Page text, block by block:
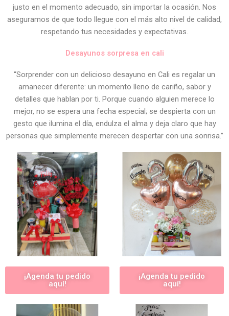
justo en el momento adecuado, sin importar la ocasión. Nos
aseguramos de que todo llegue con el más alto nivel de calidad,
respetando tus necesidades y expectativas.
Desayunos sorpresa en cali
“Sorprender con un delicioso desayuno en Cali es regalar un
amanecer diferente: un momento lleno de cariño, sabor y
detalles que hablan por ti. Porque cuando alguien merece lo
mejor, no se espera una fecha especial; se despierta con un
gesto que ilumina el día, endulza el alma y deja claro que hay
personas que simplemente merecen despertar con una sonrisa.”
¡Agenda tu pedido
aquí!
¡Agenda tu pedido
aquí!